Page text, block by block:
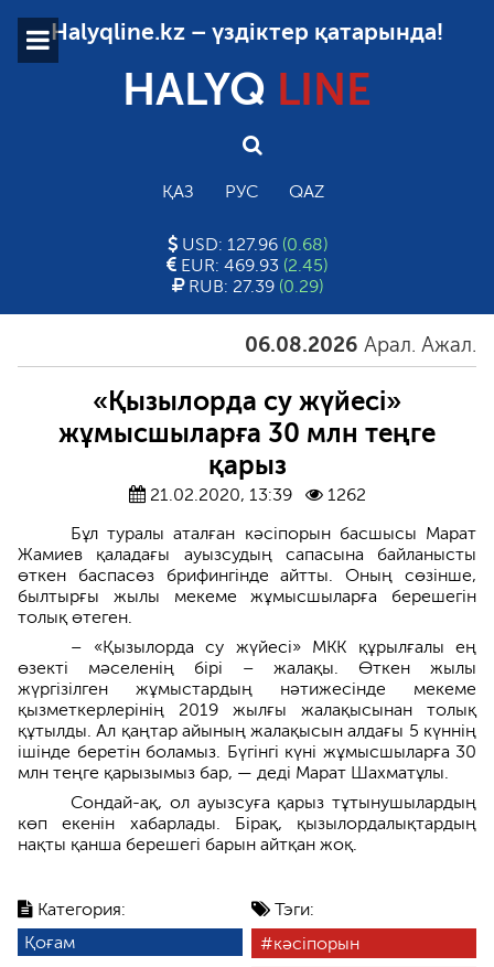
Halyqline.kz – үздіктер қатарында!
HALYQ LINE
ҚАЗ РУС QAZ
USD: 127.96 (0.68)
EUR: 469.93 (2.45)
RUB: 27.39 (0.29)
06.08.2026 Арал. Ажал.
Категория:
Қоғам
Тэги:
кәсіпорын
«Қызылорда су жүйесі»
жұмысшыларға 30 млн теңге
қарыз
21.02.2020, 13:39
1262
Бұл туралы аталған кәсіпорын басшысы Марат
Жамиев қаладағы ауызсудың сапасына байланысты
өткен баспасөз брифингінде айтты. Оның сөзінше,
былтырғы жылы мекеме жұмысшыларға берешегін
толық өтеген.
– «Қызылорда су жүйесі» МКК құрылғалы ең
өзекті мәселенің бірі – жалақы. Өткен жылы
жүргізілген жұмыстардың нәтижесінде мекеме
қызметкерлерінің 2019 жылғы жалақысынан толық
құтылды. Ал қаңтар айының жалақысын алдағы 5 күннің
ішінде беретін боламыз. Бүгінгі күні жұмысшыларға 30
млн теңге қарызымыз бар, — деді Марат Шахматұлы.
Сондай-ақ, ол ауызсуға қарыз тұтынушылардың
көп екенін хабарлады. Бірақ, қызылордалықтардың
нақты қанша берешегі барын айтқан жоқ.